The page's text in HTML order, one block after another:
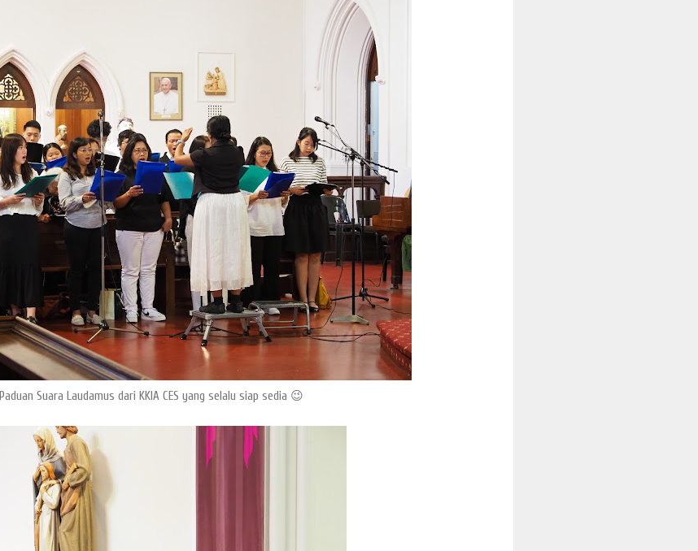
Paduan Suara Laudamus dari KKIA CES yang selalu siap sedia 😉